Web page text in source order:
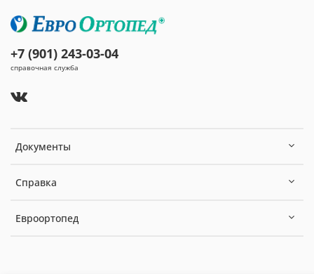
Документы
Справка
Евроортопед
+7 (901) 243-03-04
справочная служба